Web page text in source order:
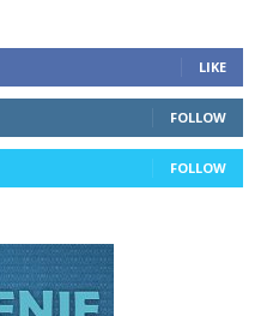
LIKE
FOLLOW
FOLLOW